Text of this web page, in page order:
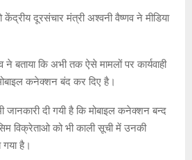
केंद्रीय दूरसंचार मंत्री अश्वनी वैष्णव ने मीडिया
ने बताया कि अभी तक ऐसे मामलों पर कार्यवाही
कनेक्शन बंद कर दिए है।
जानकारी दी गयी है कि मोबाइल कनेक्शन बन्द
विक्रेताओ को भी काली सूची में उनकी
है।